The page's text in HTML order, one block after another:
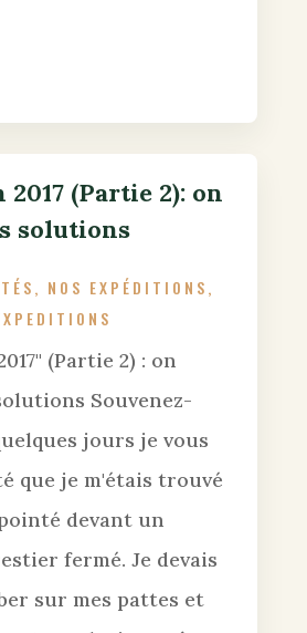
2017 (Partie 2): on
solutions
, NOS EXPÉDITIONS,
(Partie 2) : on
Souvenez-
jours je vous
que je m'étais trouvé
devant un
fermé. Je devais
sur mes pattes et